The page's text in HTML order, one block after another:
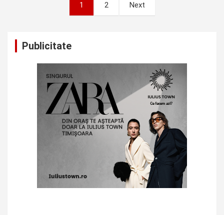
1 2 Next
Publicitate